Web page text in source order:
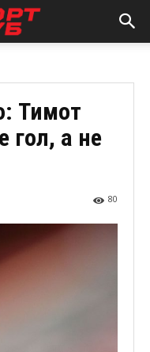
Тимот
гол, а не
80